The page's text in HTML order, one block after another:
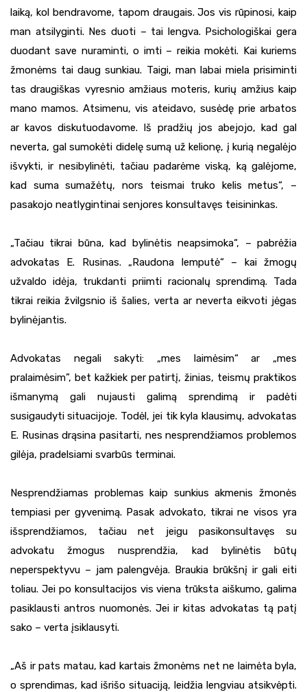
laiką, kol bendravome, tapom draugais. Jos vis rūpinosi, kaip
man atsilyginti. Nes duoti – tai lengva. Psichologiškai gera
duodant save nuraminti, o imti – reikia mokėti. Kai kuriems
žmonėms tai daug sunkiau. Taigi, man labai miela prisiminti
tas draugiškas vyresnio amžiaus moteris, kurių amžius kaip
mano mamos. Atsimenu, vis ateidavo, susėdę prie arbatos
ar kavos diskutuodavome. Iš pradžių jos abejojo, kad gal
neverta, gal sumokėti didelę sumą už kelionę, į kurią negalėjo
išvykti, ir nesibylinėti, tačiau padarėme viską, ką galėjome,
kad suma sumažėtų, nors teismai truko kelis metus“, –
pasakojo neatlygintinai senjores konsultavęs teisininkas.
„Tačiau tikrai būna, kad bylinėtis neapsimoka“, – pabrėžia
advokatas E. Rusinas. „Raudona lemputė“ – kai žmogų
užvaldo idėja, trukdanti priimti racionalų sprendimą. Tada
tikrai reikia žvilgsnio iš šalies, verta ar neverta eikvoti jėgas
bylinėjantis.
Advokatas negali sakyti: „mes laimėsim“ ar „mes
pralaimėsim”, bet kažkiek per patirtį, žinias, teismų praktikos
išmanymą gali nujausti galimą sprendimą ir padėti
susigaudyti situacijoje. Todėl, jei tik kyla klausimų, advokatas
E. Rusinas drąsina pasitarti, nes nesprendžiamos problemos
gilėja, pradelsiami svarbūs terminai.
Nesprendžiamas problemas kaip sunkius akmenis žmonės
tempiasi per gyvenimą. Pasak advokato, tikrai ne visos yra
išsprendžiamos, tačiau net jeigu pasikonsultavęs su
advokatu žmogus nusprendžia, kad bylinėtis būtų
neperspektyvu – jam palengvėja. Braukia brūkšnį ir gali eiti
toliau. Jei po konsultacijos vis viena trūksta aiškumo, galima
pasiklausti antros nuomonės. Jei ir kitas advokatas tą patį
sako – verta įsiklausyti.
„Aš ir pats matau, kad kartais žmonėms net ne laimėta byla,
o sprendimas, kad išrišo situaciją, leidžia lengviau atsikvėpti.